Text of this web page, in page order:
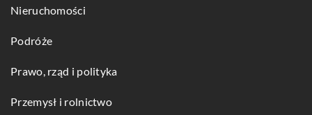
Nieruchomości
Podróże
Prawo, rząd i polityka
Przemysł i rolnictwo